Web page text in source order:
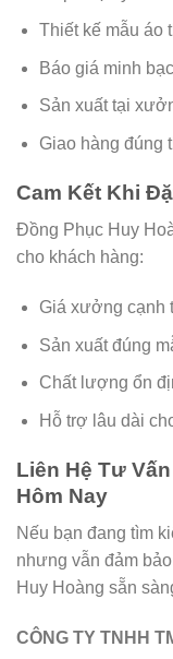
Thiết kế mẫu áo
Báo giá minh
Sản xuất tại
Giao hàng đúng
Cam Kết Khi
Đồng Phục Huy
cho khách hàng:
Giá xưởng cạnh
Sản xuất đúng
Chất lượng ổn
Hỗ trợ lâu dài
Liên Hệ Tư
Hôm Nay
Nếu bạn đang tìm
nhưng vẫn đảm
Huy Hoàng sẵn
CÔNG TY TNHH